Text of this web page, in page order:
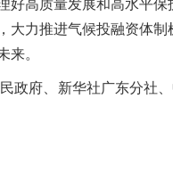
高质量发展和高水平保
力推进气候投融资体
来。
府、新华社广东分社